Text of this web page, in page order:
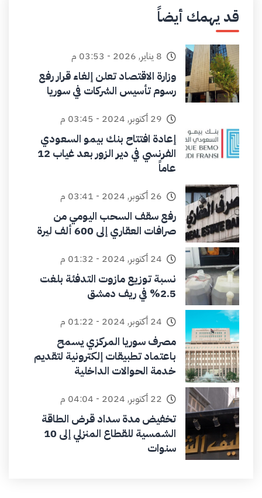
قد يهمك أيضاً
8 يناير, 2026 - 03:53 م
وزارة الاقتصاد تعلن إلغاء قرار رفع
رسوم تأسيس الشركات في سوريا
29 أكتوبر, 2024 - 03:45 م
إعادة افتتاح بنك بيمو السعودي
الفرنسي في دير الزور بعد غياب 12
عاماً
26 أكتوبر, 2024 - 03:41 م
رفع سقف السحب اليومي من
صرافات العقاري إلى 600 ألف ليرة
24 أكتوبر, 2024 - 01:32 م
نسبة توزيع مازوت التدفئة بلغت
2.5% في ريف دمشق
24 أكتوبر, 2024 - 01:22 م
مصرف سوريا المركزي يسمح
باعتماد تطبيقات إلكترونية لتقديم
خدمة الحوالات الداخلية
22 أكتوبر, 2024 - 04:04 م
تخفيض مدة سداد قرض الطاقة
الشمسية للقطاع المنزلي إلى 10
سنوات